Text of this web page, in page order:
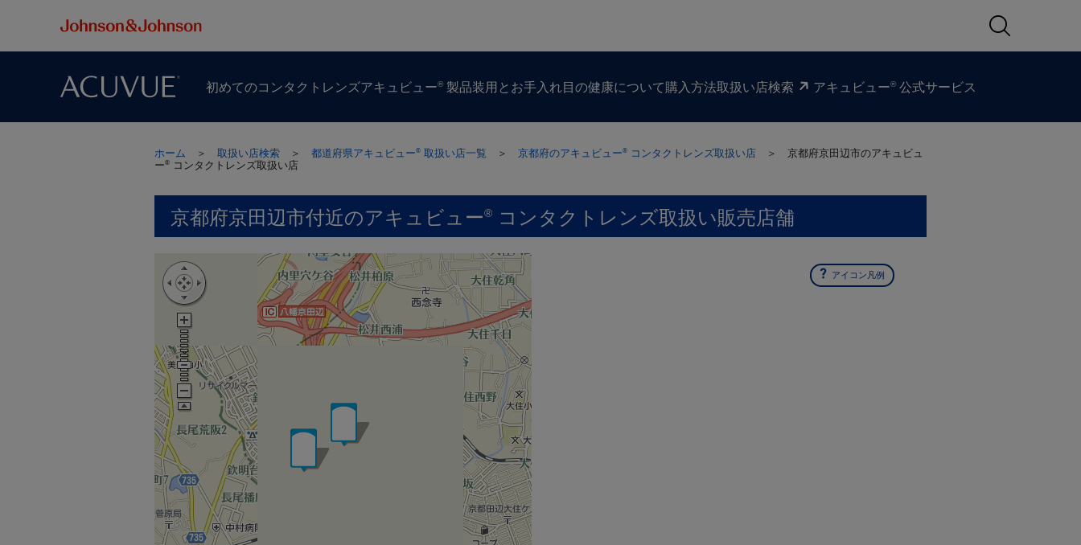
初めての​コンタクトレンズアキュビュー® 製品装用とお手入れ目の​健康に​ついて購入方​法取扱い​店検索 アキュビュー® 公式サービス
ホーム ＞ 取扱い店検索 ＞ 都道府県アキュビュー® 取扱い店一覧 ＞ 京都府のアキュビュー® コンタクトレンズ取扱い店 ＞ 京都府京田辺市のアキュビュ
ー® コンタクトレンズ取扱い店
京都府京田辺市付近のアキュビュー® コンタクトレンズ取扱い販売店舗
アイコン凡例